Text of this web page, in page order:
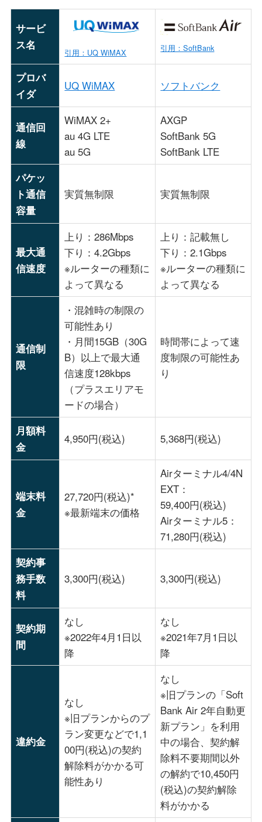
サービ
ス名
引用：UQ WiMAX 引用：SoftBank
プロバ
イダ
UQ WiMAX ソフトバンク
通信回
線
WiMAX 2+
au 4G LTE
au 5G
AXGP
SoftBank 5G
SoftBank LTE
パケッ
ト通信
容量
実質無制限 実質無制限
最大通
信速度
上り：286Mbps
下り：4.2Gbps
※ルーターの種類に
よって異なる
上り：記載無し
下り：2.1Gbps
※ルーターの種類に
よって異なる
通信制
限
・混雑時の制限の
可能性あり
・月間15GB（30G
B）以上で最大通
信速度128kbps
（プラスエリアモ
ードの場合）
時間帯によって速
度制限の可能性あ
り
月額料
金
4,950円(税込) 5,368円(税込)
端末料
金
27,720円(税込)*
※最新端末の価格
Airターミナル4/4N
EXT：
59,400円(税込)
Airターミナル5：
71,280円(税込)
契約事
務手数
料
3,300円(税込) 3,300円(税込)
契約期
間
なし
※2022年4月1日以
降
なし
※2021年7月1日以
降
違約金
なし
※旧プランからのプ
ラン変更などで1,1
00円(税込)の契約
解除料がかかる可
能性あり
なし
※旧プランの「Soft
Bank Air 2年自動更
新プラン」を利用
中の場合、契約解
除料不要期間以外
の解約で10,450円
(税込)の契約解除
料がかかる